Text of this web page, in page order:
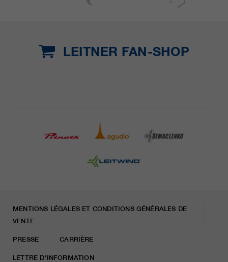
LEITNER FAN-SHOP
MENTIONS LÉGALES ET CONDITIONS GÉNÉRALES DE
VENTE
PRESSE CARRIÈRE
LETTRE D'INFORMATION